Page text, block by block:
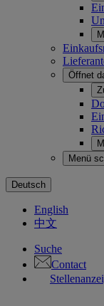
Öffnet
Menü
Deutsch
English
中文
Suche
Contact